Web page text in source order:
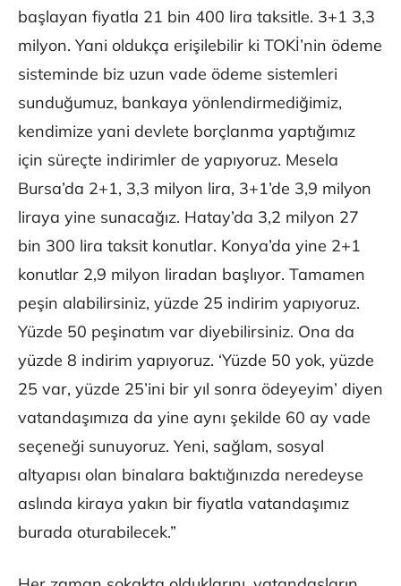
başlayan fiyatla 21 bin 400 lira taksitle. 3+1 3,3
milyon. Yani oldukça erişilebilir ki TOKİ’nin ödeme
sisteminde biz uzun vade ödeme sistemleri
sunduğumuz, bankaya yönlendirmediğimiz,
kendimize yani devlete borçlanma yaptığımız
için süreçte indirimler de yapıyoruz. Mesela
Bursa’da 2+1, 3,3 milyon lira, 3+1’de 3,9 milyon
liraya yine sunacağız. Hatay’da 3,2 milyon 27
bin 300 lira taksit konutlar. Konya’da yine 2+1
konutlar 2,9 milyon liradan başlıyor. Tamamen
peşin alabilirsiniz, yüzde 25 indirim yapıyoruz.
Yüzde 50 peşinatım var diyebilirsiniz. Ona da
yüzde 8 indirim yapıyoruz. ‘Yüzde 50 yok, yüzde
25 var, yüzde 25’ini bir yıl sonra ödeyeyim’ diyen
vatandaşımıza da yine aynı şekilde 60 ay vade
seçeneği sunuyoruz. Yeni, sağlam, sosyal
altyapısı olan binalara baktığınızda neredeyse
aslında kiraya yakın bir fiyatla vatandaşımız
burada oturabilecek.”